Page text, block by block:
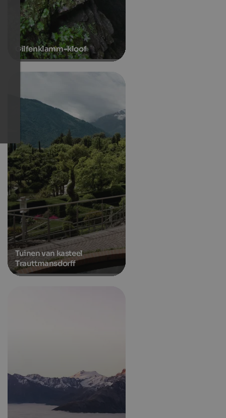
Gilfenklamm-kloof
Tuinen van kasteel
Trauttmansdorff